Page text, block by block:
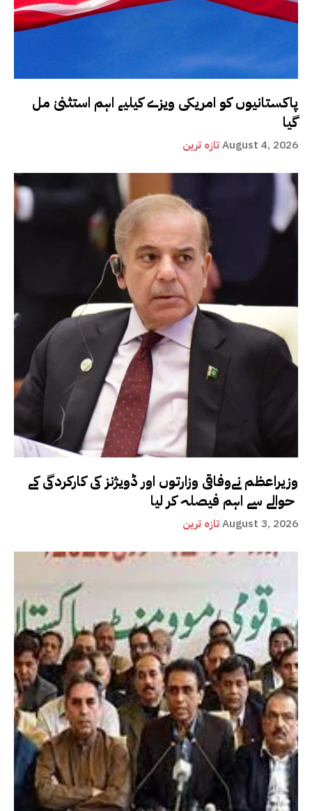
پاکستانیوں کو امریکی ویزے کیلیے اہم استثنیٰ مل
گیا
تازہ ترینAugust 4, 2026
وزیراعظم نےوفاقی وزارتوں اور ڈویژنز کی کارکردگی کے
تازہ ترینAugust 3, 2026